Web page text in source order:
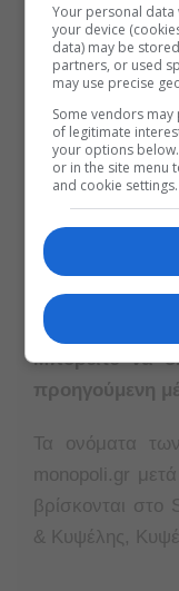
Για να πάρετε
κάνετε τα εξής:
Nα
Μπορείτε να
προηγούμενη
Τα ονόματα
monopoli.gr
βρίσκονται
& Κυψέλης,
Your personal
your device
data) may be
partners, or used
may use precise
Some vendors
of legitimate
your options
or in the site menu
and cookie settings.